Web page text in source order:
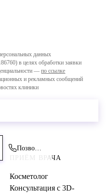
данных
в целях обработки заявки
—по ссылке
и рекламных сообщений
клиники
Позвонить
ПРИЁМ ВРАЧА
Косметолог
Консультация с 3D-